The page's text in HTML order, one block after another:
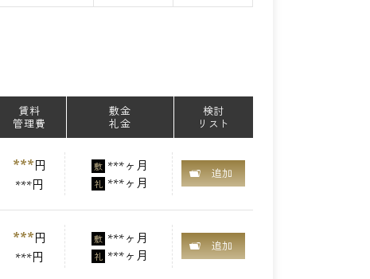
賃料
管理費
敷金
礼金
検討
リスト
***円
***円
敷 ***ヶ月
礼 ***ヶ月
追加
***円
***円
敷 ***ヶ月
礼 ***ヶ月
追加